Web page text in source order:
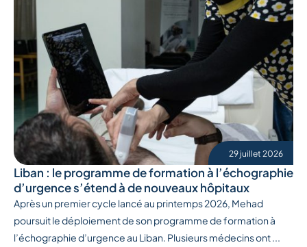
29 juillet 2026
Liban : le programme de formation à l’échographie
d’urgence s’étend à de nouveaux hôpitaux
Après un premier cycle lancé au printemps 2026, Mehad
poursuit le déploiement de son programme de formation à
l’échographie d’urgence au Liban. Plusieurs médecins ont ...